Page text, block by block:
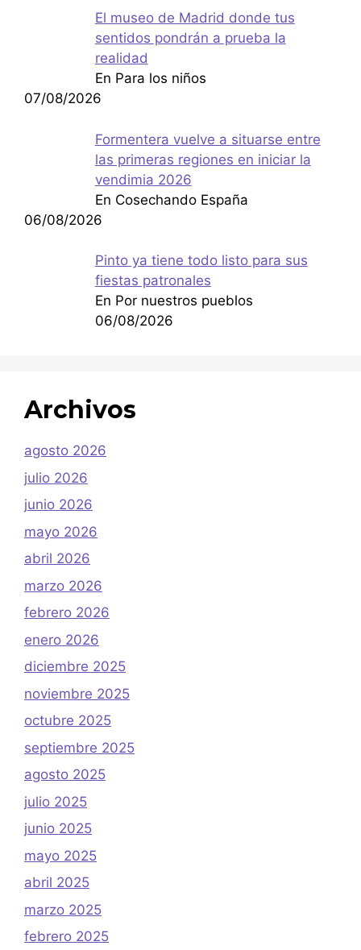
El museo de Madrid donde tus
sentidos pondrán a prueba la
realidad
En Para los niños
07/08/2026
Formentera vuelve a situarse entre
las primeras regiones en iniciar la
vendimia 2026
En Cosechando España
06/08/2026
Pinto ya tiene todo listo para sus
fiestas patronales
En Por nuestros pueblos
06/08/2026
Archivos
agosto 2026
julio 2026
junio 2026
mayo 2026
abril 2026
marzo 2026
febrero 2026
enero 2026
diciembre 2025
noviembre 2025
octubre 2025
septiembre 2025
agosto 2025
julio 2025
junio 2025
mayo 2025
abril 2025
marzo 2025
febrero 2025